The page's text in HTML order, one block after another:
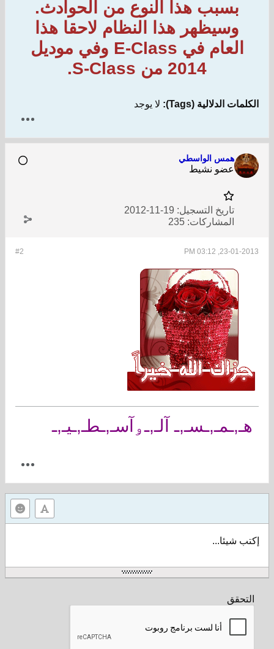
بسبب هذا النوع من الحوادث.
وسيظهر هذا النظام لاحقا هذا
العام في E-Class وفي موديل
2014 من S-Class.
الكلمات الدلالية (Tags): لا يوجد
همس الواسطي
عضو نشيط
تاريخ التسجيل: 19-11-2012
المشاركات: 235
#2 23-01-2013, 03:12 PM
هـ,ـمـ,ـسـ,ـ آلـ,ـۅآسـ,ـطـ,ـيـ,ـ
إكتب شيئا...
التحقق